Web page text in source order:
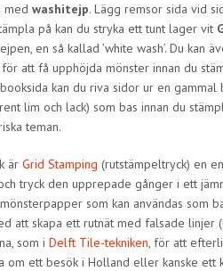
med washitejp. Lägg remsor sida vid
på kan du stryka ett tunt lager vit
en så kallad ’white wash’. Du kan
att få upphöjda mönster innan du
kan du riva sidor ur en
lim och lack) som bas innan du
teman.
är Grid Stamping (rutstämpeltryck) en
tryck den upprepade gånger i ett
som kan användas som
att skapa ett rutnät med falsade linjer
som i Delft Tile-tekniken, för att
om ett besök i Holland eller kanske ett